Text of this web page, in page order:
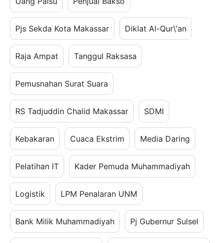
Pjs Sekda Kota Makassar Diklat Al-Qur\'an
Raja Ampat Tanggul Raksasa
Pemusnahan Surat Suara
RS Tadjuddin Chalid Makassar SDMI
Kebakaran Cuaca Ekstrim Media Daring
Pelatihan IT Kader Pemuda Muhammadiyah
Logistik LPM Penalaran UNM
Bank Milik Muhammadiyah Pj Gubernur Sulsel